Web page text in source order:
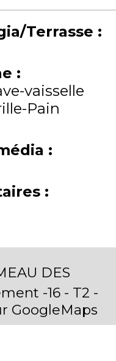
Terrasse :
:
vaisselle
Pain
:
:
DES
-16 - T2 -
GoogleMaps